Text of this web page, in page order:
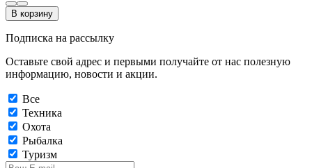
В корзину
Подписка на рассылку
Оставьте свой адрес и первыми получайте от нас полезную
информацию, новости и акции.
Все
Техника
Охота
Рыбалка
Туризм